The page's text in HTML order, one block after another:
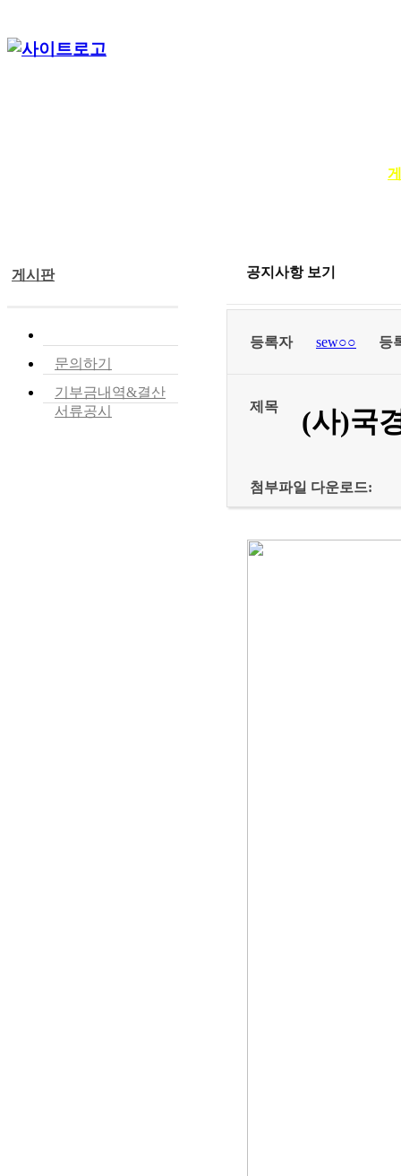
게시판
문의하기
기부금내역&결산
서류공시
공지사항 보기
등록자 sew○○ 등
제목 (사)국
첨부파일 다운로드: